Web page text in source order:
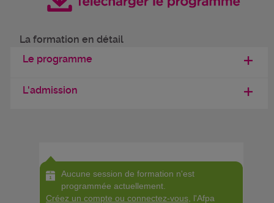
La formation en détail
Le programme
L'admission
Aucune session de formation n'est
programmée actuellement.
Créez un compte ou connectez-vous , l'Afpa